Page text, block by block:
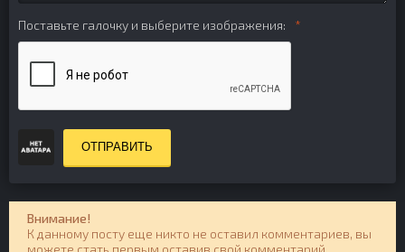
Поставьте галочку и выберите изображения:
ОТПРАВИТЬ
Внимание!
К данному посту еще никто не оставил комментариев, вы
можете стать первым оставив свой комментарий.